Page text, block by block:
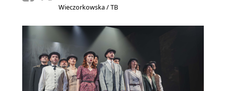
Wieczorkowska / TB